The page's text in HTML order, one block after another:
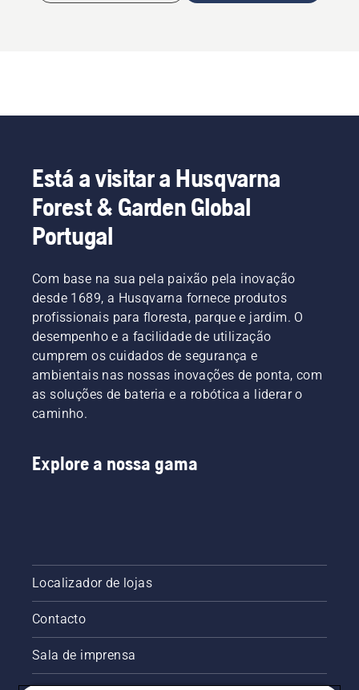
Está a visitar a Husqvarna
Forest & Garden Global
Portugal
Com base na sua pela paixão pela inovação
desde 1689, a Husqvarna fornece produtos
profissionais para floresta, parque e jardim. O
desempenho e a facilidade de utilização
cumprem os cuidados de segurança e
ambientais nas nossas inovações de ponta, com
as soluções de bateria e a robótica a liderar o
caminho.
Explore a nossa gama
Localizador de lojas
Contacto
Sala de imprensa